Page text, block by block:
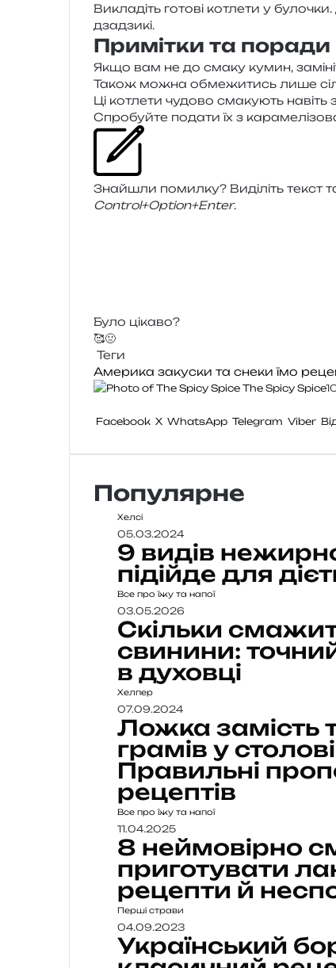
Викладіть гото­ві котле­ти у
дзадзикі.
Примітки та поради
Якщо вам не до смаку кумин,
Також можна обме­жи­тись лише
Ці котле­ти чудо­во сма­ку­ють
Спробуйте пода­ти їх з
Знайшли помил­ку? Виділіть текст
Control+Option+Enter.
Було цікаво?
🥰🤢
Теги
Америка закуски та снеки їмо
The Spicy Spice
Facebook X WhatsApp Telegram Viber
Популярне
Хелсі
05.03.2024
9 видів
підійде для
Все про їжу та напої
03.05.2026
Скільки
свинини:
в духовці
Хелпер
07.09.2024
Ложка замість
грамів у
Правильні
рецептів
Все про їжу та напої
11.04.2025
8 неймовірно
приготувати
рецепти й
Перші страви
04.09.2023
Український